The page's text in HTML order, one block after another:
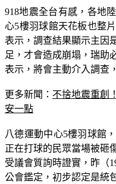
918地震全台有感，各地
心5樓羽球館天花板也整
表示，調查結果顯示主因
足，才會造成崩塌，瑞助
表示，將會主動介入調查
更多新聞： 不捨地震重創
安一點
八德運動中心5樓羽球館
正在打球的民眾當場被砸
受議會質詢時證實，昨（
公會鑑定，初步認定是統